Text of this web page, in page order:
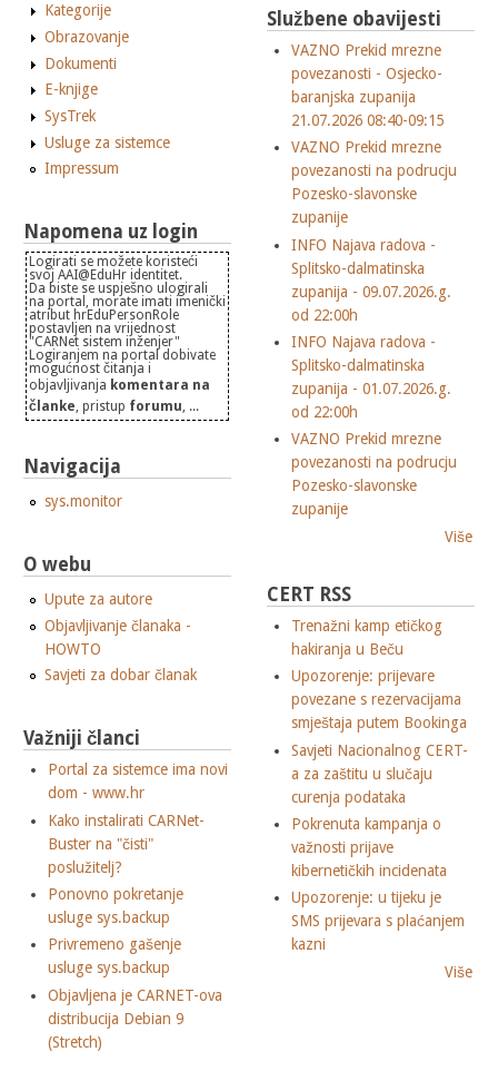
Kategorije
Obrazovanje
Dokumenti
E-knjige
SysTrek
Usluge za sistemce
Impressum
Napomena uz login
Logirati se možete koristeći
svoj AAI@EduHr identitet.
Da biste se uspješno ulogirali
na portal, morate imati imenički
atribut hrEduPersonRole
postavljen na vrijednost
"CARNet sistem inženjer"
Logiranjem na portal dobivate
mogućnost čitanja i
objavljivanja komentara na
članke, pristup forumu, ...
Navigacija
sys.monitor
O webu
Upute za autore
Objavljivanje članaka -
HOWTO
Savjeti za dobar članak
Važniji članci
Portal za sistemce ima novi
dom - www.hr
Kako instalirati CARNet-
Buster na "čisti"
poslužitelj?
Ponovno pokretanje
usluge sys.backup
Privremeno gašenje
usluge sys.backup
Objavljena je CARNET-ova
distribucija Debian 9
(Stretch)
Službene obavijesti
VAZNO Prekid mrezne
povezanosti - Osjecko-
baranjska zupanija
21.07.2026 08:40-09:15
VAZNO Prekid mrezne
povezanosti na podrucju
Pozesko-slavonske
zupanije
INFO Najava radova -
Splitsko-dalmatinska
zupanija - 09.07.2026.g.
od 22:00h
INFO Najava radova -
Splitsko-dalmatinska
zupanija - 01.07.2026.g.
od 22:00h
VAZNO Prekid mrezne
povezanosti na podrucju
Pozesko-slavonske
zupanije
Više
CERT RSS
Trenažni kamp etičkog
hakiranja u Beču
Upozorenje: prijevare
povezane s rezervacijama
smještaja putem Bookinga
Savjeti Nacionalnog CERT-
a za zaštitu u slučaju
curenja podataka
Pokrenuta kampanja o
važnosti prijave
kibernetičkih incidenata
Upozorenje: u tijeku je
SMS prijevara s plaćanjem
kazni
Više